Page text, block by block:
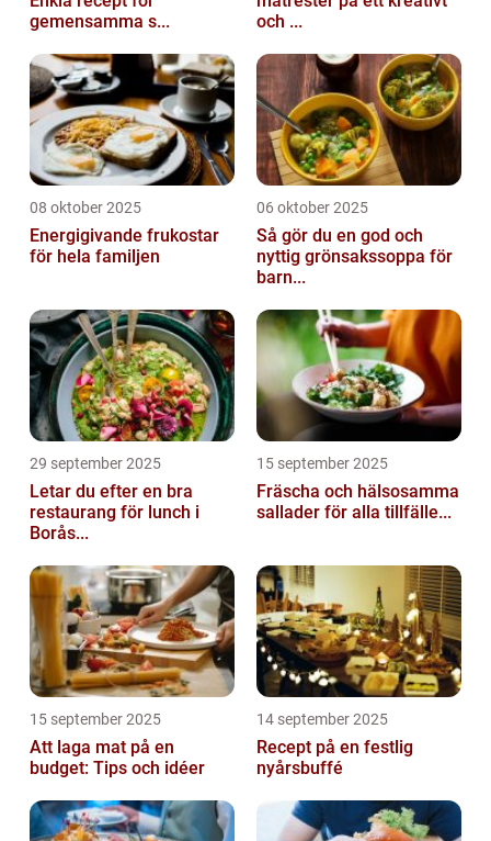
gemensamma s...
och ...
08 oktober 2025
Energigivande frukostar
för hela familjen
06 oktober 2025
Så gör du en god och
nyttig grönsakssoppa för
barn...
29 september 2025
Letar du efter en bra
restaurang för lunch i
Borås...
15 september 2025
Fräscha och hälsosamma
sallader för alla tillfälle...
15 september 2025
Att laga mat på en
budget: Tips och idéer
14 september 2025
Recept på en festlig
nyårsbuffé